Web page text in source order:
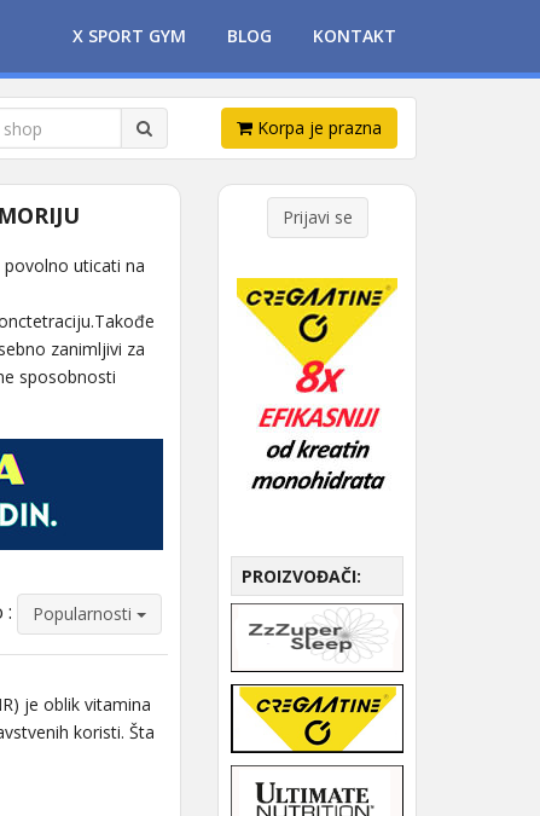
X SPORT GYM BLOG KONTAKT
Korpa je prazna
uticati na
zanimljivi za
sposobnosti
: Popularnosti
je oblik vitamina
koristi. Šta
Prijavi se
PROIZVOĐAČI: